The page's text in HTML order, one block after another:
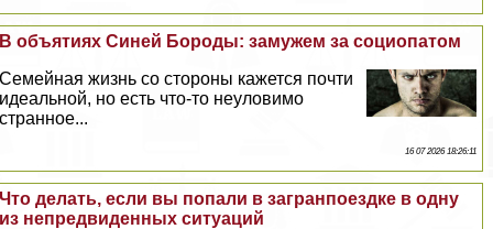
В объятиях Синей Бороды: замужем за социопатом
Семейная жизнь со стороны кажется почти
идеальной, но есть что-то неуловимо
странное...
16 07 2026 18:26:11
Что делать, если вы попали в загранпоездке в одну
из непредвиденных ситуаций